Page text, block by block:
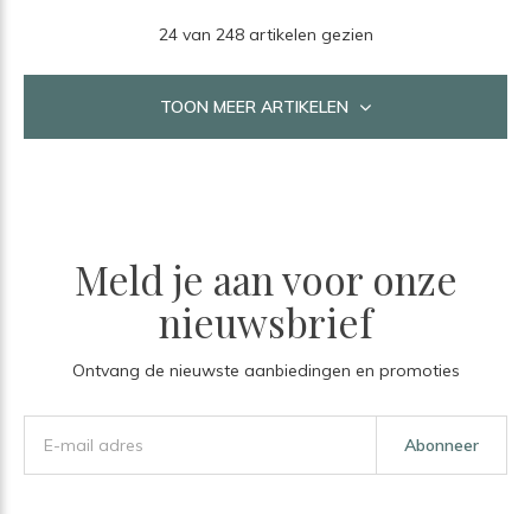
24 van 248 artikelen gezien
TOON MEER ARTIKELEN
Meld je aan voor onze
nieuwsbrief
Ontvang de nieuwste aanbiedingen en promoties
Abonneer